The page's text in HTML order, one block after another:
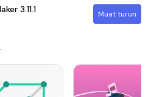
3.11.1 Muat turun